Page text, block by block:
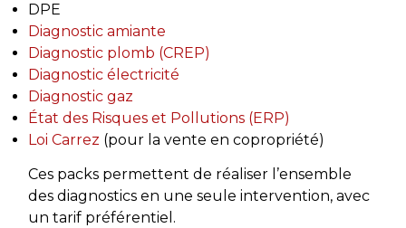
DPE
Diagnostic amiante
Diagnostic plomb (CREP)
Diagnostic électricité
Diagnostic gaz
État des Risques et Pollutions (ERP)
Loi Carrez (pour la vente en copropriété)
Ces packs permettent de réaliser l’ensemble
des diagnostics en une seule intervention, avec
un tarif préférentiel.